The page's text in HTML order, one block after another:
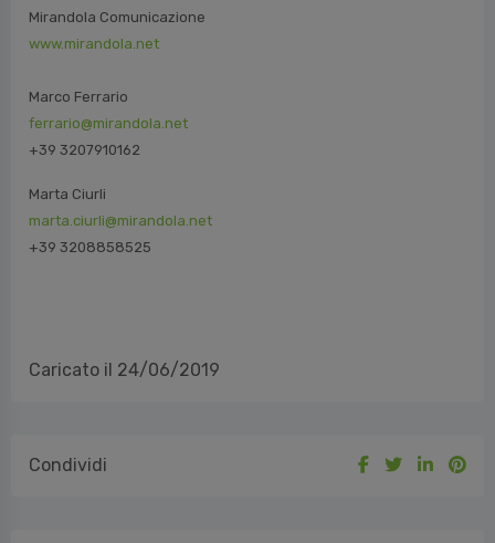
Mirandola Comunicazione
www.mirandola.net
Marco Ferrario
ferrario@mirandola.net
+39 3207910162
Marta Ciurli
marta.ciurli@mirandola.net
+39 3208858525
Caricato il 24/06/2019
Condividi